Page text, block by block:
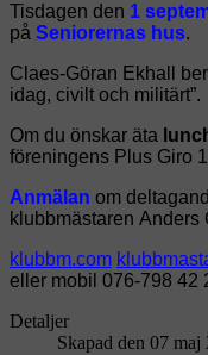
Tisdagen den 1
på Seniorernas hus.
Claes-Göran Ekhall
idag, civilt och militärt”.
Om du önskar äta
föreningens Plus Giro
Anmälan om
klubbmästaren Anders
eller mobil 076-798 42
Detaljer
Skapad den 07 maj